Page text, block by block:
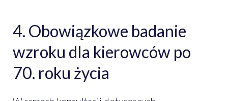
4. Obowiązkowe badanie
wzroku dla kierowców po
70. roku życia